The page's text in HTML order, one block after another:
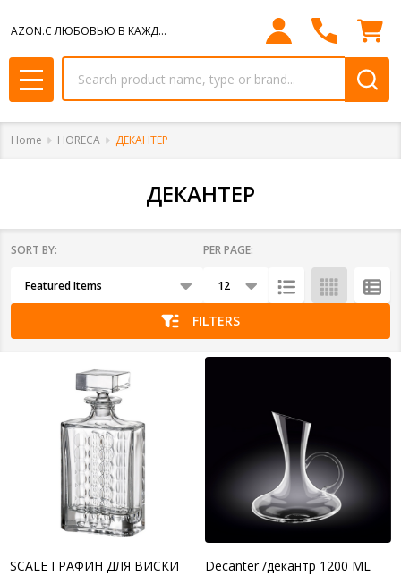
AZON.С ЛЮБОВЬЮ В КАЖДЫЙ ДОМ.
MENU
Home HORECA ДЕКАНТЕР
ДЕКАНТЕР
List
SORT BY: PER PAGE:
FILTERS
SCALE ГРАФИН ДЛЯ ВИСКИ
Decanter /декантр 1200 ML